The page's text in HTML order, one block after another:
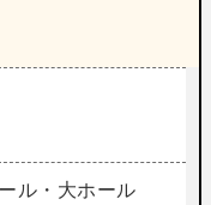
ル・大ホール